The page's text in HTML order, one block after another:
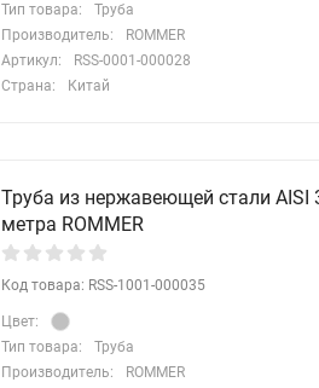
Тип товара:
Труба
Производитель:
ROMMER
Артикул:
RSS-0001-000028
Страна:
Китай
Труба из нержавеющей стали AISI
метра ROMMER
Код товара: RSS-1001-000035
Цвет:
Тип товара:
Труба
Производитель:
ROMMER